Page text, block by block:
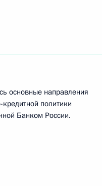
основные направления
политики
Банком России.